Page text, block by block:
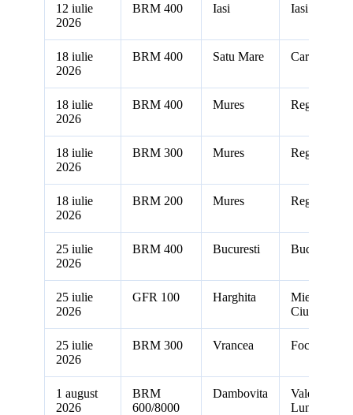
12 iulie
2026
BRM 400 Iasi Iasi
18 iulie
2026
BRM 400 Satu Mare Carei
18 iulie
2026
BRM 400 Mures Reghin
18 iulie
2026
BRM 300 Mures Reghin
18 iulie
2026
BRM 200 Mures Reghin
25 iulie
2026
BRM 400 Bucuresti Bucuresti
25 iulie
2026
GFR 100 Harghita
Miercurea
Ciuc
25 iulie
2026
BRM 300 Vrancea Focsani
1 august
2026
BRM
600/8000
Dambovita
Valea
Lunga